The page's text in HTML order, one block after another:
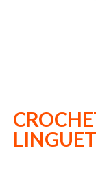
LINGUET